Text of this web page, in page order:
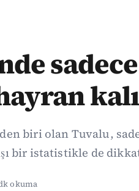
biri olan Tuvalu,
bir istatistikle de
okuma